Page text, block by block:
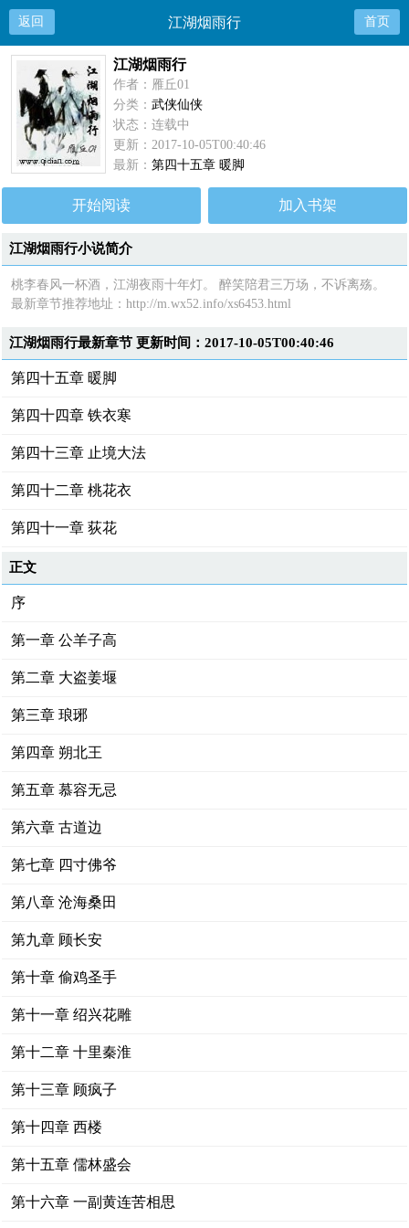
返回 江湖烟雨行 首页
江湖烟雨行
作者：雁丘01
分类：武侠仙侠
状态：连载中
更新：2017-10-05T00:40:46
最新：第四十五章 暖脚
开始阅读 加入书架
江湖烟雨行小说简介
桃李春风一杯酒，江湖夜雨十年灯。 醉笑陪君三万场，不诉离殇。
最新章节推荐地址：http://m.wx52.info/xs6453.html
江湖烟雨行最新章节 更新时间：2017-10-05T00:40:46
第四十五章 暖脚
第四十四章 铁衣寒
第四十三章 止境大法
第四十二章 桃花衣
第四十一章 荻花
正文
序
第一章 公羊子高
第二章 大盗姜堰
第三章 琅琊
第四章 朔北王
第五章 慕容无忌
第六章 古道边
第七章 四寸佛爷
第八章 沧海桑田
第九章 顾长安
第十章 偷鸡圣手
第十一章 绍兴花雕
第十二章 十里秦淮
第十三章 顾疯子
第十四章 西楼
第十五章 儒林盛会
第十六章 一副黄连苦相思